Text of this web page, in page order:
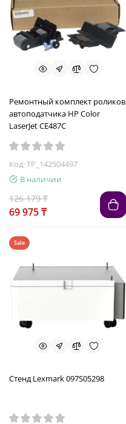
Ремонтный комплект роликов
автоподатчика HP Color
LaserJet CE487C
Код: TP_142504497
В наличии
126 179 ₸
69 975 ₸
Sale
Стенд Lexmark 097S05298